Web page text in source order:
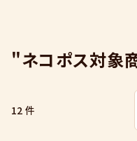
"ネコポス対象
12 件